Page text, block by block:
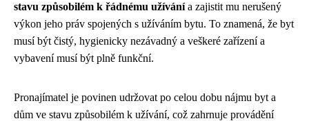
stavu způsobilém k řádnému užívánía zajistit mu nerušený
výkon jeho práv spojených s užíváním bytu. To znamená, že byt
musí být čistý, hygienicky nezávadný a veškeré zařízení a
vybavení musí být plně funkční.
Pronajímatel je povinen udržovat po celou dobu nájmu byt a
dům ve stavu způsobilém k užívání, což zahrnuje provádění